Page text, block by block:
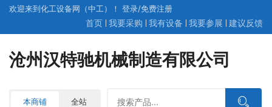
欢迎来到化工设备网（中工）！ 登录/免费注册
首页 我要采购 我有设备 我要参展 建议反馈
沧州汉特驰机械制造有限公司
本商铺 全站